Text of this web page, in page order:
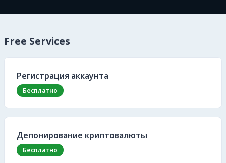
Free Services
Регистрация аккаунта
Бесплатно
Депонирование криптовалюты
Бесплатно